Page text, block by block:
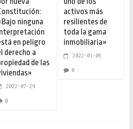
ninguna
en peligro
derecho a
de las
2022-07-29
0
activos más
resilientes de
toda la gama
inmobiliaria»
2022-01-05
0